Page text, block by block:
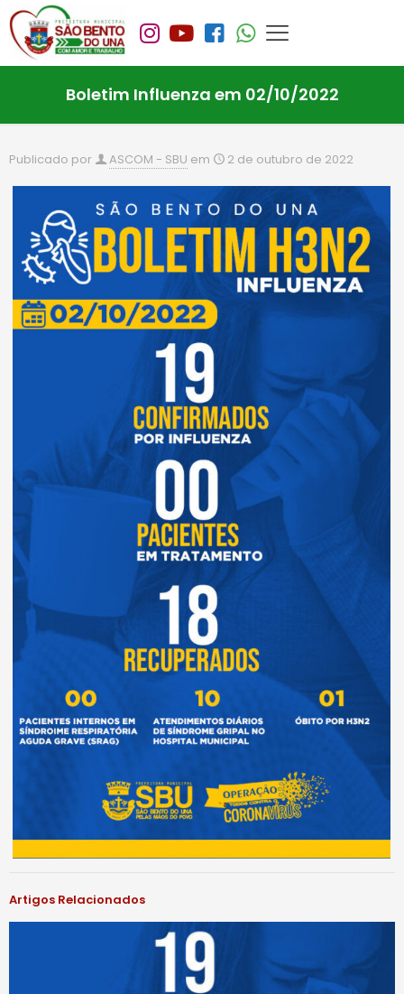
Boletim Influenza em 02/10/2022
Publicado por ASCOM - SBU em 2 de outubro de 2022
Artigos Relacionados